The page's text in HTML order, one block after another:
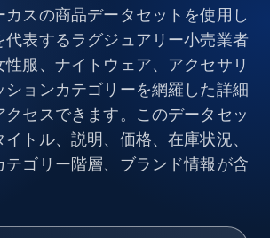
カスの商品データセットを使用し
代表するラグジュアリー小売業者
服、ナイトウェア、アクセサリ
ションカテゴリーを網羅した詳細
クセスできます。このデータセッ
イトル、説明、価格、在庫状況、
テゴリー階層、ブランド情報が含